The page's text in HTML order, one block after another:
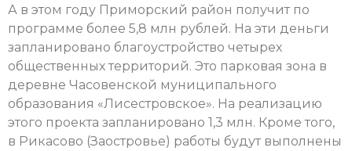
А в этом году Приморский район получит по
программе более 5,8 млн рублей. На эти деньги
запланировано благоустройство четырех
общественных территорий. Это парковая зона в
деревне Часовенской муниципального
образования «Лисестровское». На реализацию
этого проекта запланировано 1,3 млн. Кроме того,
в Рикасово (Заостровье) работы будут выполнены